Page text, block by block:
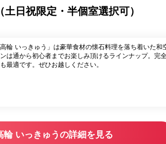
日祝限定・半個室選択可）
輪 いっきゅう」は豪華食材の懐石料理を落ち着いた和
は通から初心者までお楽しみ頂けるラインナップ。完
最適です。ぜひお越しください。
輪 いっきゅうの詳細を見る